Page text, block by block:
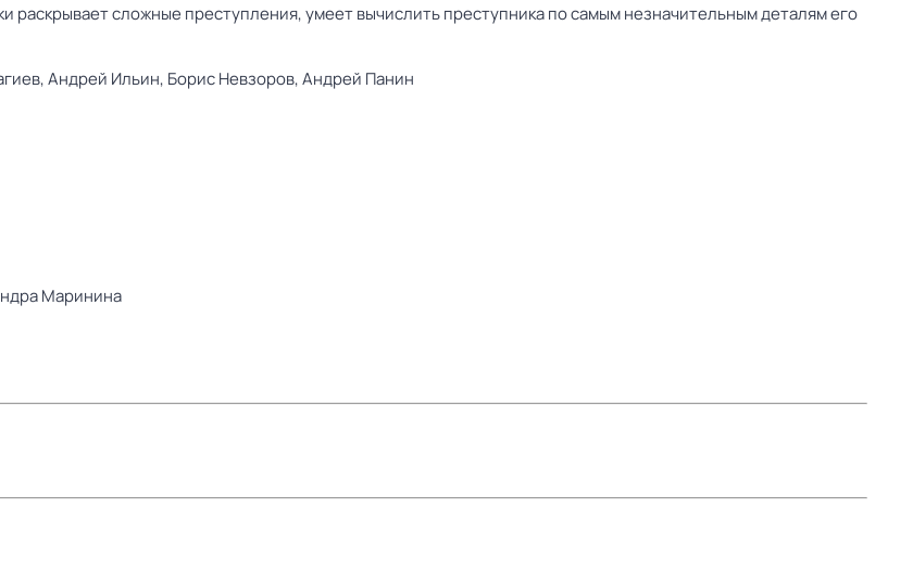
раскрывает сложные преступления, умеет вычислить преступника по самым незначительным деталям его
Андрей Ильин, Борис Невзоров,Андрей Панин
Маринина